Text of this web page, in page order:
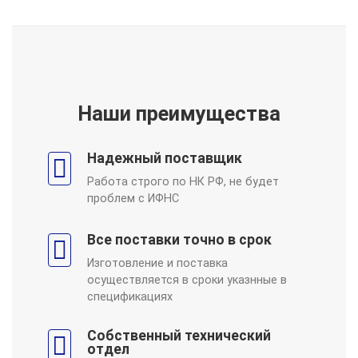
Наши преимущества
Надежный поставщик
Работа строго по НК РФ, не будет
проблем с ИФНС
Все поставки точно в срок
Изготовление и поставка
осуществляется в сроки указнные в
спецификациях
Собственный технический
отдел